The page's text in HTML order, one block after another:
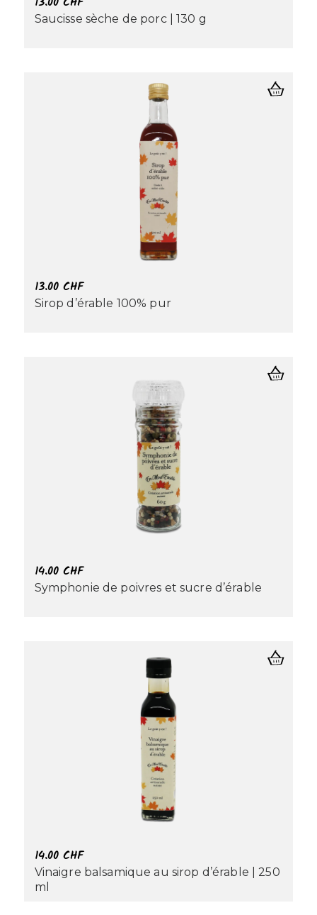
Saucisse sèche de porc | 130 g
13.00 CHF
Sirop d’érable 100% pur
14.00 CHF
Symphonie de poivres et sucre d’érable
14.00 CHF
Vinaigre balsamique au sirop d’érable | 250
ml